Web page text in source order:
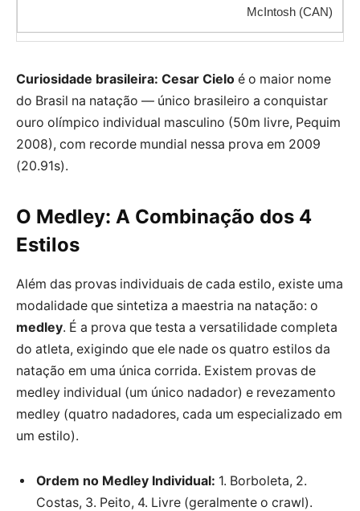
McIntosh (CAN)
Curiosidade brasileira: Cesar Cielo é o maior nome
do Brasil na natação — único brasileiro a conquistar
ouro olímpico individual masculino (50m livre, Pequim
2008), com recorde mundial nessa prova em 2009
(20.91s).
O Medley: A Combinação dos 4
Estilos
Além das provas individuais de cada estilo, existe uma
modalidade que sintetiza a maestria na natação: o
medley. É a prova que testa a versatilidade completa
do atleta, exigindo que ele nade os quatro estilos da
natação em uma única corrida. Existem provas de
medley individual (um único nadador) e revezamento
medley (quatro nadadores, cada um especializado em
um estilo).
Ordem no Medley Individual: 1. Borboleta, 2.
Costas, 3. Peito, 4. Livre (geralmente o crawl).